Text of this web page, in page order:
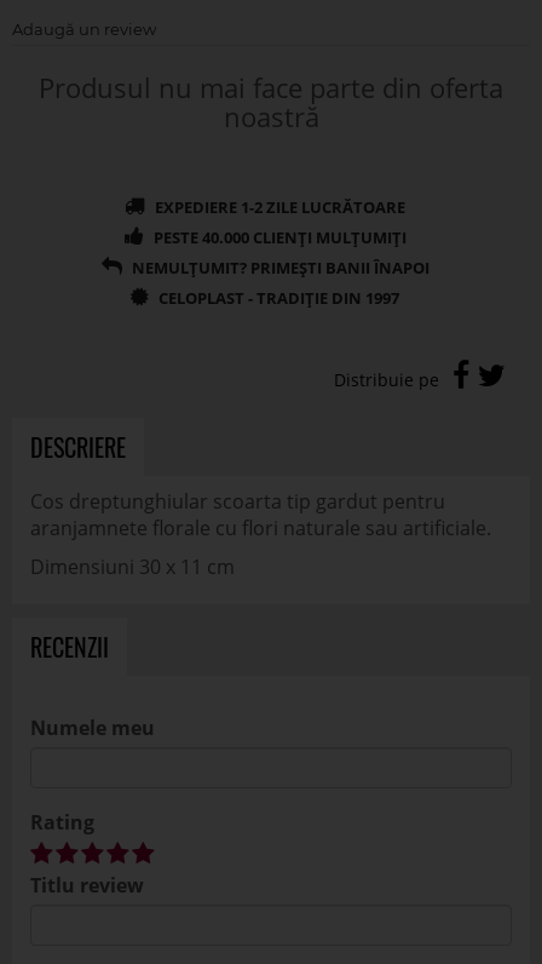
Produsul nu mai face parte din oferta
noastră
DESCRIERE
Cos dreptunghiular scoarta tip gardut pentru
aranjamnete florale cu flori naturale sau artificiale.
Dimensiuni 30 x 11 cm
RECENZII
Numele meu
Rating
Titlu review